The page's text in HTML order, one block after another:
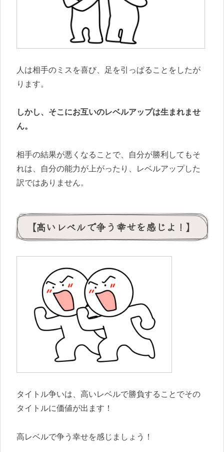
人は相手のミスを喜び、足を引っぱることをしたが
ります。
しかし、そこにお互いのレベルアップは生まれませ
ん。
相手の結果が悪くなることで、自分が勝利してもそ
れは、自分の能力が上がったり、レベルアップした
訳ではありません。
【高いレベルで争う幸せを感じよ！】
タイトル争いは、高いレベルで勝負することでその
タイトルに価値が出ます！
高レベルで争う幸せを感じましょう！